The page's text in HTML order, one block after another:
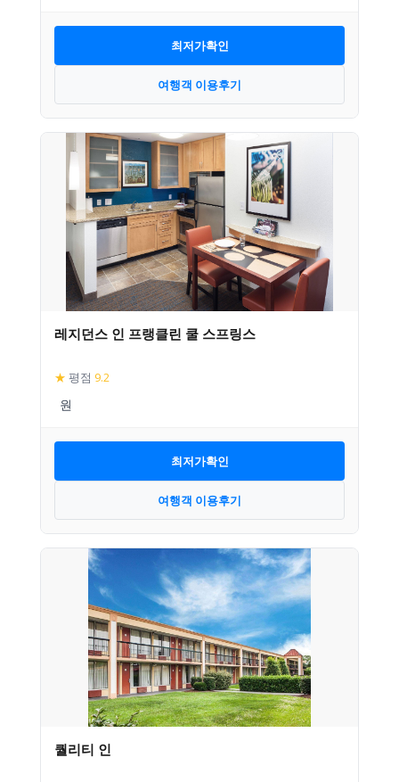
최저가확인
여행객 이용후기
레지던스 인 프랭클린 쿨 스프링스
★ 평점 9.2
최저가확인
여행객 이용후기
퀄리티 인